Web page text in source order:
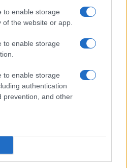
to enable storage
the website or app.
to enable storage
to enable storage
authentication
prevention, and other
ο Καρέτσας – Κέρασε